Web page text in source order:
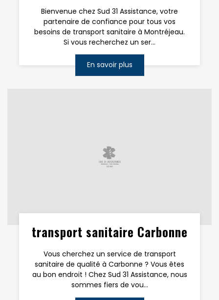
Bienvenue chez Sud 31 Assistance, votre
partenaire de confiance pour tous vos
besoins de transport sanitaire à Montréjeau.
Si vous recherchez un ser...
En savoir plus
transport sanitaire Carbonne
Vous cherchez un service de transport
sanitaire de qualité à Carbonne ? Vous êtes
au bon endroit ! Chez Sud 31 Assistance, nous
sommes fiers de vou...